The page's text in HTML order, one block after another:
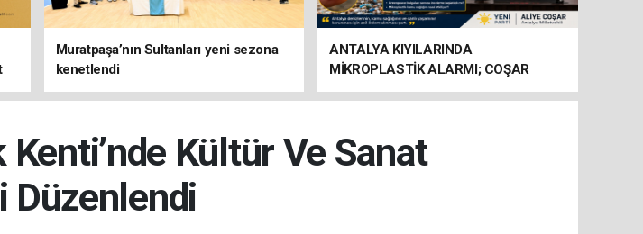
Muratpaşa’nın Sultanları yeni sezona
kenetlendi
ANTALYA KIYILARINDA
MİKROPLASTİK ALARMI; COŞAR
BAKANLIĞA HAREKETE GEÇİN
Kültür Ve Sanat
Düzenlendi